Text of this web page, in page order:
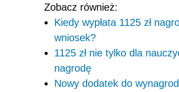
Zobacz również:
Kiedy wypłata 1125 zł
wniosek?
1125 zł nie tylko dla
nagrodę
Nowy dodatek do